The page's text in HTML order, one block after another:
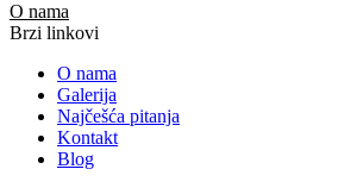
O nama
Brzi linkovi
O nama
Galerija
Najčešća pitanja
Kontakt
Blog